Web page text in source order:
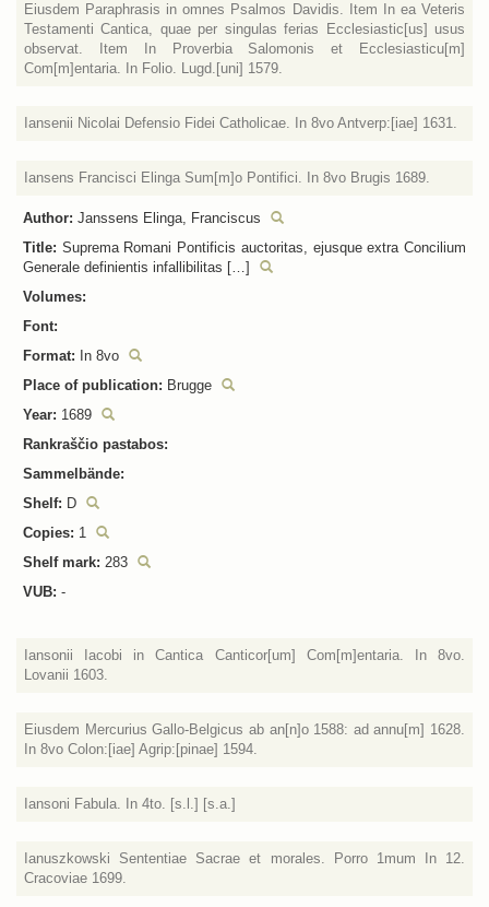
Eiusdem Paraphrasis in omnes Psalmos Davidis. Item In ea Veteris
Testamenti Cantica, quae per singulas ferias Ecclesiastic[us] usus
observat. Item In Proverbia Salomonis et Ecclesiasticu[m]
Com[m]entaria. In Folio. Lugd.[uni] 1579.
Iansenii Nicolai Defensio Fidei Catholicae. In 8vo Antverp:[iae] 1631.
Iansens Francisci Elinga Sum[m]o Pontifici. In 8vo Brugis 1689.
Author: Janssens Elinga, Franciscus
Title: Suprema Romani Pontificis auctoritas, ejusque extra Concilium
Generale definientis infallibilitas […]
Volumes:
Font:
Format: In 8vo
Place of publication: Brugge
Year: 1689
Rankraščio pastabos:
Sammelbände:
Shelf: D
Copies: 1
Shelf mark: 283
VUB: -
Iansonii Iacobi in Cantica Canticor[um] Com[m]entaria. In 8vo.
Lovanii 1603.
Eiusdem Mercurius Gallo-Belgicus ab an[n]o 1588: ad annu[m] 1628.
In 8vo Colon:[iae] Agrip:[pinae] 1594.
Iansoni Fabula. In 4to. [s.l.] [s.a.]
Ianuszkowski Sententiae Sacrae et morales. Porro 1mum In 12.
Cracoviae 1699.